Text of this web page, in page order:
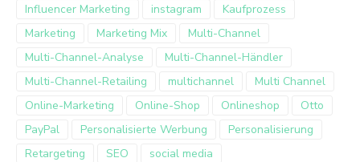
Influencer Marketing
instagram
Kaufprozess
Marketing
Marketing Mix
Multi-Channel
Multi-Channel-Analyse
Multi-Channel-Händler
Multi-Channel-Retailing
multichannel
Multi Channel
Online-Marketing
Online-Shop Onlineshop
Otto
PayPal
Personalisierte Werbung
Personalisierung
Retargeting
SEO
social media